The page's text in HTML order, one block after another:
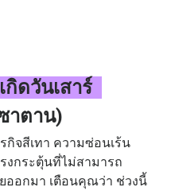
กิดวันเสาร์
าตาน)
กิจสีเทา ความซ่อนเร้น
งกระตุ้นที่ไม่สามารถ
ออกมา เตือนคุณว่า ช่วงนี้